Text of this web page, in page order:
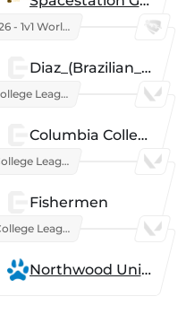
RLCS 2026 - 1v1 World Championship
Diaz_(Brazilian_Player)
PlayVS College League 2025: Fall
Columbia College
PlayVS College League 2025: Fall
Fishermen
PlayVS College League 2025: Fall
Northwood University